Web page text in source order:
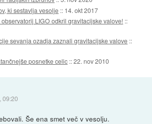
ki sestavlja vesolje :: 14. okt 2017
LIGO odkril gravitacijske valove! ::
sevanja ozadja zaznali gravitacijske valove ::
posnetke celic ::22. nov 2010
09:20
Še ena smet več v vesolju.